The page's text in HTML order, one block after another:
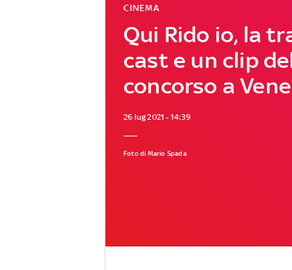
Qui Rido io, la
cast e un clip
concorso a
CINEMA
26 lug 2021 - 14:39
Foto di Mario Spada